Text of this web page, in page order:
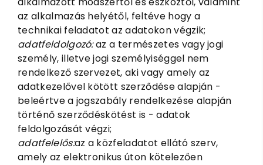
az alkalmazás helyétől, feltéve hogy a
technikai feladatot az adatokon végzik;
adatfeldolgozó:az a természetes vagy jogi
személy, illetve jogi személyiséggel nem
rendelkező szervezet, aki vagy amely az
adatkezelővel kötött szerződése alapján -
beleértve a jogszabály rendelkezése alapján
történő szerződéskötést is - adatok
feldolgozását végzi;
adatfelelős:az a közfeladatot ellátó szerv,
amely az elektronikus úton kötelezően